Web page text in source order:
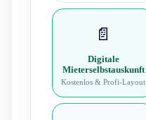
📄
Digitale
Mieterselbstauskunft
Kostenlos & Profi-Layout